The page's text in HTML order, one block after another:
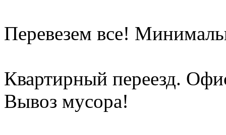
Перевезем все!
Квартирный переезд.
Вывоз мусора!